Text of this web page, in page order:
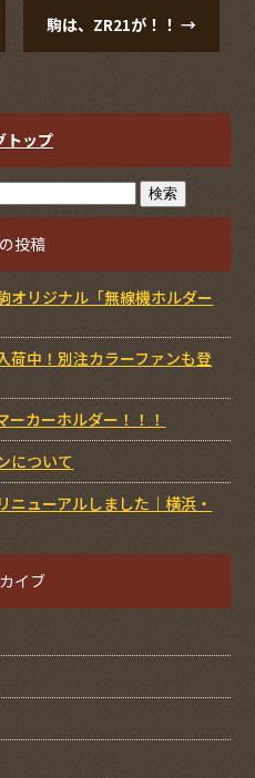
駒は、ZR21が！！ →
トップ
投稿
オリジナル「無線機ホルダー
荷中！別注カラーファンも登
カーホルダー！！！
について
ューアルしました｜横浜・
イブ